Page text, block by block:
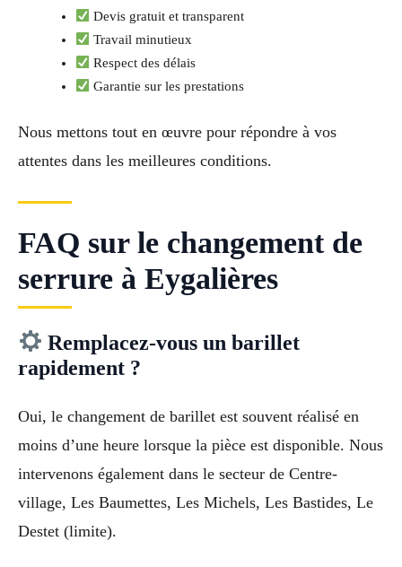
Devis gratuit et transparent
Travail minutieux
Respect des délais
Garantie sur les prestations
Nous mettons tout en œuvre pour répondre à vos
attentes dans les meilleures conditions.
FAQ sur le changement de
serrure à Eygalières
Remplacez-vous un barillet
rapidement ?
Oui, le changement de barillet est souvent réalisé en
moins d’une heure lorsque la pièce est disponible. Nous
intervenons également dans le secteur de Centre-
village, Les Baumettes, Les Michels, Les Bastides, Le
Destet (limite).